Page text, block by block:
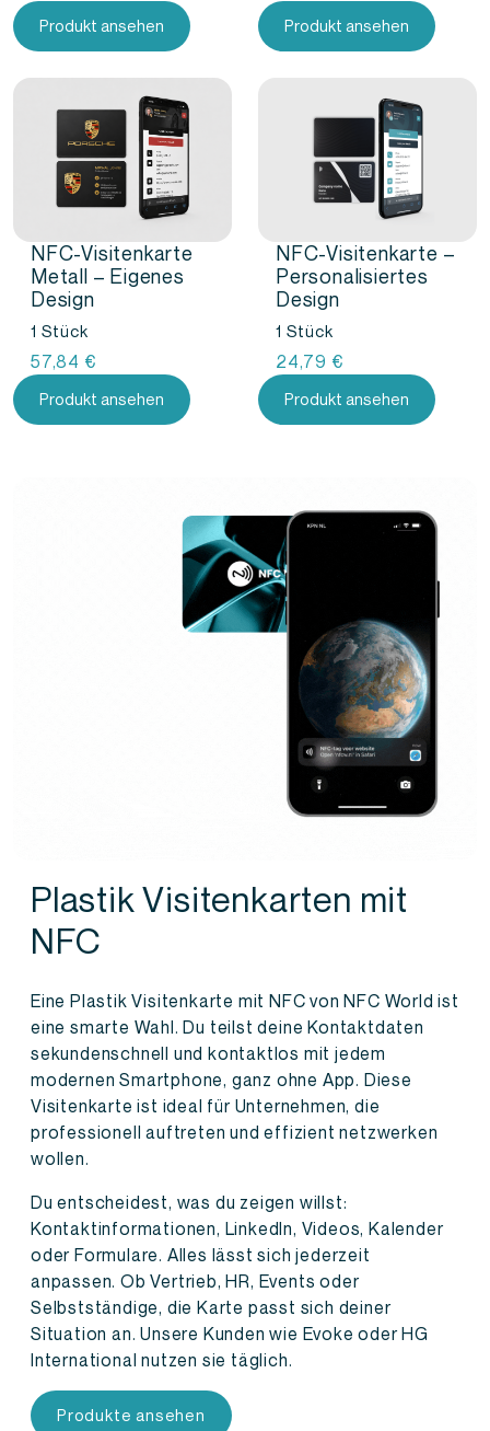
Produkt ansehen Produkt ansehen
NFC-Visitenkarte
Metall – Eigenes
Design
1 Stück
57,84 €
Produkt ansehen
NFC-Visitenkarte –
Personalisiertes
Design
1 Stück
24,79 €
Produkt ansehen
Plastik Visitenkarten mit
NFC
Eine Plastik Visitenkarte mit NFC von NFC World ist
eine smarte Wahl. Du teilst deine Kontaktdaten
sekundenschnell und kontaktlos mit jedem
modernen Smartphone, ganz ohne App. Diese
Visitenkarte ist ideal für Unternehmen, die
professionell auftreten und effizient netzwerken
wollen.
Du entscheidest, was du zeigen willst:
Kontaktinformationen, LinkedIn, Videos, Kalender
oder Formulare. Alles lässt sich jederzeit
anpassen. Ob Vertrieb, HR, Events oder
Selbstständige, die Karte passt sich deiner
Situation an. Unsere Kunden wie Evoke oder HG
International nutzen sie täglich.
Produkte ansehen